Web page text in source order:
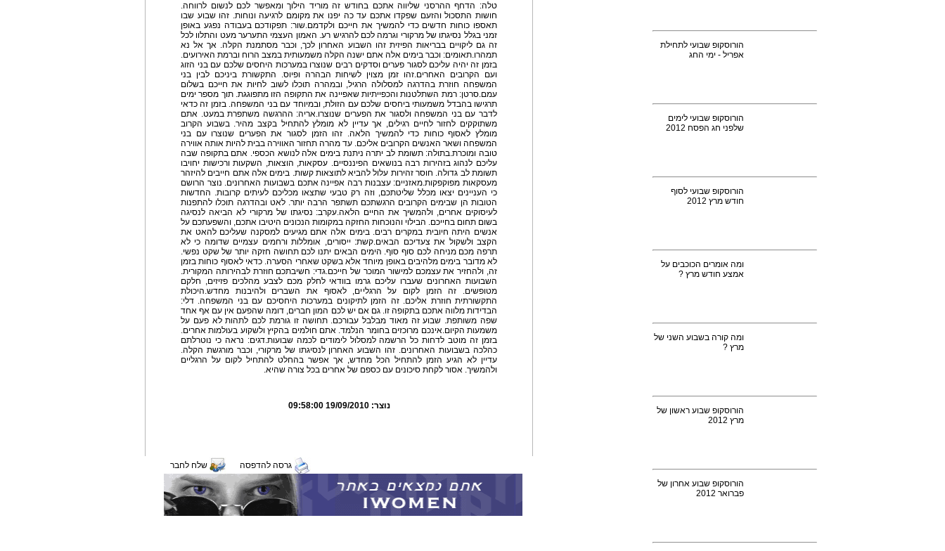
הורוסקופ שבועי לתחילת
אפריל - ימי החג
הורוסקופ שבועי לימים
שלפני חג הפסח 2012
הורוסקופ שבועי לסוף
חודש מרץ 2012
ומה אומרים הכוכבים על
אמצע חודש מרץ ?
ומה קורה בשבוע השני של
מרץ ?
הורוסקופ שבוע ראשון של
מרץ 2012
הורוסקופ שבוע אחרון של
פברואר 2012
טלה: הדחף ההרסני שליווה אתכם בחודש זה מוריד הילוך ומאפשר לכם לנשום לרווחה.
חושות התסכול והזעם שפקדו אתכם עד כה יפנו את מקומם לרגיעה ונוחות. זהו שבוע שבו
תאספו כוחות חדשים כדי להמשיך את חייכם ולקדמם.שור: תפקודכם בעבודה נפגע באופן
זמני בגלל נסיגתו של מרקורי וגרמה לכם להרגיש רע. האמון העצמי התערער מעט והתלוו לכל
זה גם ליקויים בבריאות הפיזית זהו השבוע האחרון לכך, וכבר מסתמנת הקלה. אך אל נא
תמהרו.תאומים: וכבר בימים אלה אתם ישנה הקלה משמעותית במצב הרוח וברמת האירועים.
בזמן זה יהיה עליכם לסגור פערים וסדקים רבים שנוצרו במערכות היחסים שלכם עם בני הזוג
ועם הקרובים האחרים.זהו זמן מצוין לשיחות הבהרה ופיוס. התקשורת ביניכם לבין בני
המשפחה חוזרת בהדרגה למסלולה הרגיל, ובמהרה תוכלו לשוב לחיות את חייכם בשלום
עמם.סרטן: רמת השתלטנות והכפייתיות שאפיינה את התקופה הזו מתפוגגת. תוך מספר ימים
תרגישו בהבדל משמעותי ביחסים שלכם עם הזולת, ובמיוחד עם בני המשפחה. בזמן זה כדאי
לדבר עם בני המשפחה ולסגור את הפערים שנוצרו.אריה: ההרגשה משתפרת במעט. אתם
משתוקקים לחזור לחיים רגילים, אך עדיין לא מומלץ להתחיל בקצב מהיר. בשבוע הקרוב
מומלץ לאסוף כוחות כדי להמשיך הלאה. זהו הזמן לסגור את הפערים שנוצרו עם בני
המשפחה ושאר האנשים הקרובים אליכם. עד מהרה תחזור האווירה בבית להיות אותה אווירה
טובה ומוכרת.בתולה: תשומת לב יתרה ניתנת בימים אלה לנושא הכספי. אתם בתקופה שבה
עליכם לנהוג בזהירות רבה בנושאים הפיננסיים. עסקאות, הוצאות, השקעות ורכישות יחויבו
תשומת לב גדולה. חוסר זהירות עלול להביא לתוצאות קשות. בימים אלה אתם חייבים להיזהר
מעסקאות מפוקפקות.מאזניים: עצבנות רבה אפיינה אתכם בשבועות האחרונים. נוצר הרושם
כי העניינים יצאו מכלל שליטתכם, וזה רק טבעי שתצאו מכליכם לעיתים קרובות. החדשות
הטובות הן שבימים הקרובים הרגשתכם תשתפר הרבה יותר. לאט ובהדרגה תוכלו להתפנות
לעיסוקים אחרים, ולהמשיך את החיים הלאה.עקרב: נסיגתו של מרקורי לא הביאה לנסיגה
בשום תחום בחייכם. הבילוי והנוכחות החזקה במקומות הנכונים היטיבו אתכם, והשפעתכם על
אנשים היתה חיובית במקרים רבים. בימים אלה אתם מגיעים למסקנה שעליכם להאט את
הקצב ולשקול את צעדיכם הבאים.קשת: ייסורים, אומללות ורחמים עצמיים שדומה כי לא
תרפה מכם מניחה לכם סוף סוף. הימים הבאים יתנו לכם תחושה חזקה יותר של שקט נפשי.
לא מדובר בימים מלהיבים באופן מיוחד אלא בשקט שאחרי הסערה. כדאי לאסוף כוחות בזמן
זה, ולהחזיר את עצמכם למישור המוכר של חייכם.גדי: חשיבתכם חוזרת לבהירותה המקורית.
השבועות האחרונים שעברו עליכם גרמו בוודאי לחלק מכם לצבע מהלכים פזיזים, חלקם
מטופשים. זה הזמן לקום על הרגליים, לאסוף את השברים ולהיבנות מחדש.היכולת
התקשורתית חוזרת אליכם. זה הזמן לתיקונים במערכות היחסיכם עם בני המשפחה. דלי:
הבדידות מלווה אתכם בתקופה זו. גם אם יש לכם המון חברים, דומה שהפעם אין עם אף אחד
שפה משותפת. שבוע זה מאוד מבלבל עבורכם. תחושה זו גורמת לכם לתהות לא פעם על
משמעות הקיום.אינכם מרוכזים בחומר הנלמד. אתם חולמים בהקיץ ולשקוע בעולמות אחרים.
בזמן זה מוטב לדחות כל הרשמה למסלול לימודים לכמה שבועות.דגים: נראה כי נוטרלתם
כהלכה בשבועות האחרונים. זהו השבוע האחרון לנסיגתו של מרקורי, וכבר מורגשת הקלה.
עדיין לא הגיע הזמן להתחיל הכל מחדש, אך אפשר בהחלט להתחיל לקום על הרגליים
ולהמשיך. אסור לקחת סיכונים עם כספם של אחרים בכל צורה שהיא.
נוצר:19/09/2010 09:58:00
גרסה להדפסה שלח לחבר